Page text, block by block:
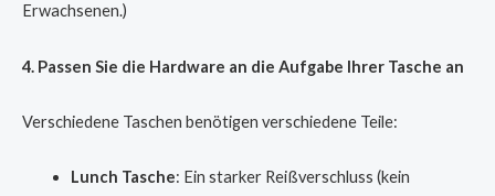
Erwachsenen.)
4. Passen Sie die Hardware an die Aufgabe Ihrer Tasche an
Verschiedene Taschen benötigen verschiedene Teile:
Lunch Tasche: Ein starker Reißverschluss (kein